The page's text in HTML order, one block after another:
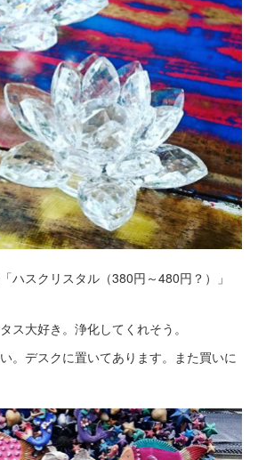
ハスクリスタル（380円～480円？）」
ス大好き。浄化してくれそう。
。デスクに置いてあります。また買いに